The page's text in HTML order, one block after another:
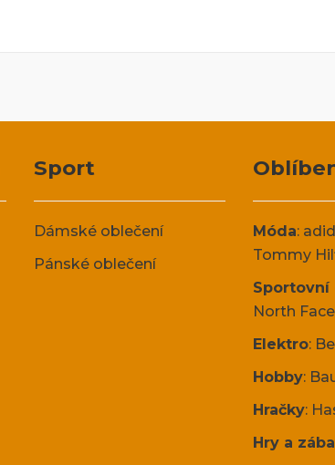
Sport
Dámské oblečení
Pánské oblečení
Móda:
Tommy
Sportovní
North Face
Elektro:
Hobby:
Hračky:
Hry a